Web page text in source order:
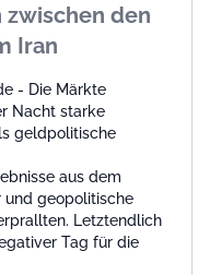
zwischen den
Iran
- Die Märkte
Nacht starke
geldpolitische
aus dem
und geopolitische
Letztendlich
Tag für die